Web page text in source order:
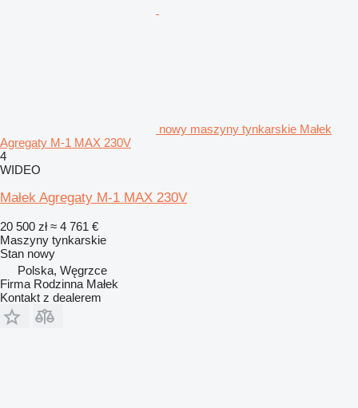
nowy maszyny tynkarskie Małek
Agregaty M-1 MAX 230V
4
WIDEO
Małek Agregaty M-1 MAX 230V
20 500 zł ≈ 4 761 €
Maszyny tynkarskie
Stan nowy
Polska, Węgrzce
Firma Rodzinna Małek
Kontakt z dealerem